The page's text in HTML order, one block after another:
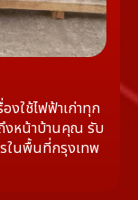
งใช้ไฟฟ้าเก่าทุก
งหน้าบ้านคุณ รับ
ในพื้นที่กรุงเทพ